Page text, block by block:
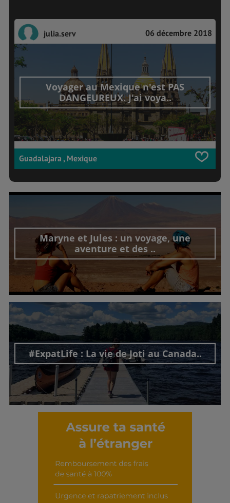
julia.serv 06 décembre 2018
Voyager au Mexique n'est PAS
DANGEUREUX. J'ai voya..
Guadalajara , Mexique
Maryne et Jules : un voyage, une
aventure et des ..
Découvrir cet interview
#ExpatLife : La vie de Joti au Canada..
Découvrir cet interview